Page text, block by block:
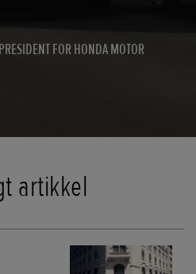
FOR HONDA MOTOR
artikkel